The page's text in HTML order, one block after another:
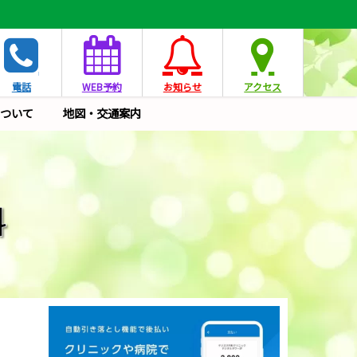
電話 WEB予約 お知らせ アクセス
いて 地図・交通案内